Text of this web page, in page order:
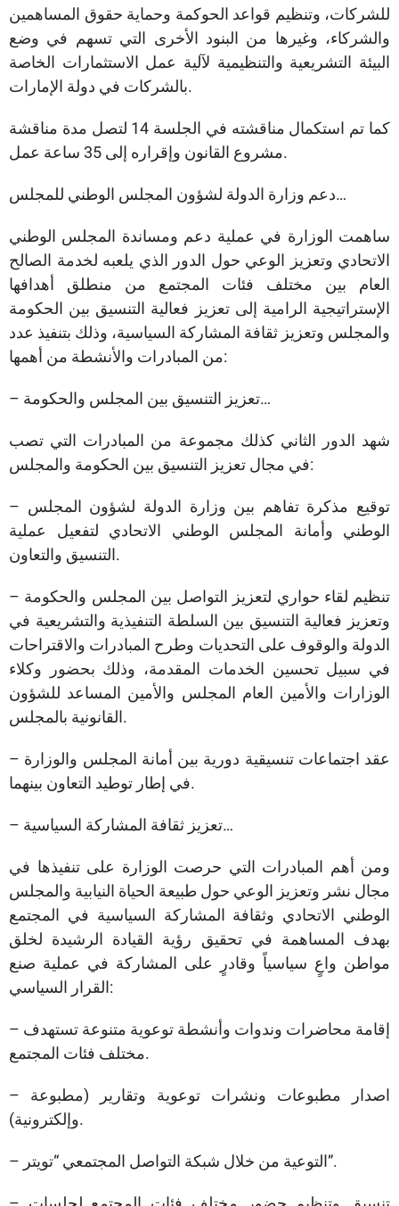
للشركات، وتنظيم قواعد الحوكمة وحماية حقوق المساهمين
والشركاء، وغيرها من البنود الأخرى التي تسهم في وضع
البيئة التشريعية والتنظيمية لآلية عمل الاستثمارات الخاصة
بالشركات في دولة الإمارات.
كما تم استكمال مناقشته في الجلسة 14 لتصل مدة مناقشة
مشروع القانون وإقراره إلى 35 ساعة عمل.
دعم وزارة الدولة لشؤون المجلس الوطني للمجلس…
ساهمت الوزارة في عملية دعم ومساندة المجلس الوطني
الاتحادي وتعزيز الوعي حول الدور الذي يلعبه لخدمة الصالح
العام بين مختلف فئات المجتمع من منطلق أهدافها
الإستراتيجية الرامية إلى تعزيز فعالية التنسيق بين الحكومة
والمجلس وتعزيز ثقافة المشاركة السياسية، وذلك بتنفيذ عدد
من المبادرات والأنشطة من أهمها:
– تعزيز التنسيق بين المجلس والحكومة…
شهد الدور الثاني كذلك مجموعة من المبادرات التي تصب
في مجال تعزيز التنسيق بين الحكومة والمجلس:
– توقيع مذكرة تفاهم بين وزارة الدولة لشؤون المجلس
الوطني وأمانة المجلس الوطني الاتحادي لتفعيل عملية
التنسيق والتعاون.
– تنظيم لقاء حواري لتعزيز التواصل بين المجلس والحكومة
وتعزيز فعالية التنسيق بين السلطة التنفيذية والتشريعية في
الدولة والوقوف على التحديات وطرح المبادرات والاقتراحات
في سبيل تحسين الخدمات المقدمة، وذلك بحضور وكلاء
الوزارات والأمين العام المجلس والأمين المساعد للشؤون
القانونية بالمجلس.
– عقد اجتماعات تنسيقية دورية بين أمانة المجلس والوزارة
في إطار توطيد التعاون بينهما.
– تعزيز ثقافة المشاركة السياسية…
ومن أهم المبادرات التي حرصت الوزارة على تنفيذها في
مجال نشر وتعزيز الوعي حول طبيعة الحياة النيابية والمجلس
الوطني الاتحادي وثقافة المشاركة السياسية في المجتمع
بهدف المساهمة في تحقيق رؤية القيادة الرشيدة لخلق
مواطن واعٍ سياسياً وقادرٍ على المشاركة في عملية صنع
القرار السياسي:
– إقامة محاضرات وندوات وأنشطة توعوية متنوعة تستهدف
مختلف فئات المجتمع.
– اصدار مطبوعات ونشرات توعوية وتقارير (مطبوعة
وإلكترونية).
– التوعية من خلال شبكة التواصل المجتمعي “تويتر”.